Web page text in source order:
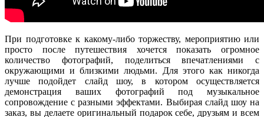
При подготовке к какому-либо торжеству, мероприятию или
просто после путешествия хочется показать огромное
количество фотографий, поделиться впечатлениями с
окружающими и близкими людьми. Для этого как никогда
лучше подойдет слайд шоу, в котором осуществляется
демонстрация ваших фотографий под музыкальное
сопровождение с разными эффектами. Выбирая слайд шоу на
заказ, вы делаете оригинальный подарок себе, друзьям и всем